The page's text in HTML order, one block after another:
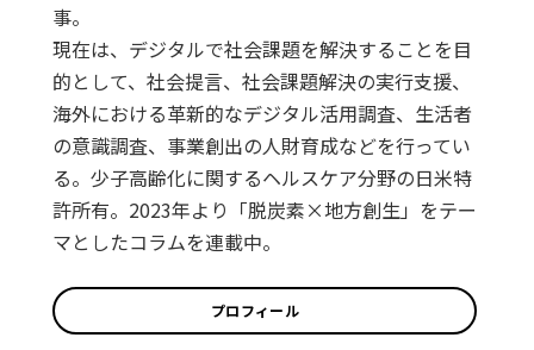
事。
現在は、デジタルで社会課題を解決することを目
的として、社会提言、社会課題解決の実行支援、
海外における革新的なデジタル活用調査、生活者
の意識調査、事業創出の人財育成などを行ってい
る。少子高齢化に関するヘルスケア分野の日米特
許所有。2023年より「脱炭素×地方創生」をテー
マとしたコラムを連載中。
プロフィール